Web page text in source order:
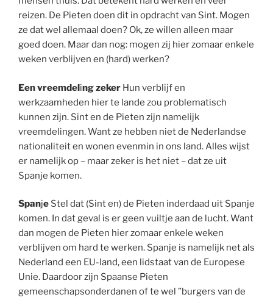
reizen. De Pieten doen dit in opdracht van Sint. Mogen
ze dat wel allemaal doen? Ok, ze willen alleen maar
goed doen. Maar dan nog: mogen zij hier zomaar enkele
weken verblijven en (hard) werken?
Een vreemdelingzeker Hun verblijf en
werkzaamheden hier te lande zou problematisch
kunnen zijn. Sint en de Pieten zijn namelijk
vreemdelingen. Want ze hebben niet de Nederlandse
nationaliteit en wonen evenmin in ons land. Alles wijst
er namelijk op – maar zeker is het niet – dat ze uit
Spanje komen.
Spanje Stel dat (Sint en) de Pieten inderdaad uit Spanje
komen. In dat geval is er geen vuiltje aan de lucht. Want
dan mogen de Pieten hier zomaar enkele weken
verblijven om hard te werken. Spanje is namelijk net als
Nederland een EU-land, een lidstaat van de Europese
Unie. Daardoor zijn Spaanse Pieten
gemeenschapsonderdanen of te wel ”burgers van de